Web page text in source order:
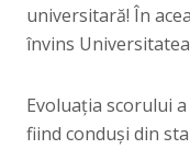
universitară! În
învins
Evoluația scorului
fiind conduși din